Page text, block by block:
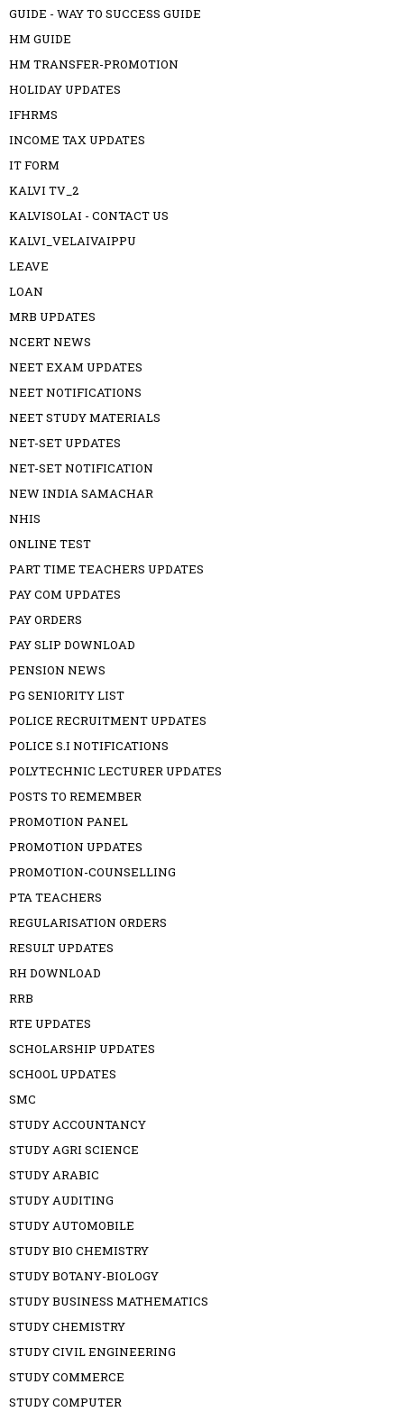
GUIDE - WAY TO SUCCESS GUIDE
HM GUIDE
HM TRANSFER-PROMOTION
HOLIDAY UPDATES
IFHRMS
INCOME TAX UPDATES
IT FORM
KALVI TV_2
KALVISOLAI - CONTACT US
KALVI_VELAIVAIPPU
LEAVE
LOAN
MRB UPDATES
NCERT NEWS
NEET EXAM UPDATES
NEET NOTIFICATIONS
NEET STUDY MATERIALS
NET-SET UPDATES
NET-SET NOTIFICATION
NEW INDIA SAMACHAR
NHIS
ONLINE TEST
PART TIME TEACHERS UPDATES
PAY COM UPDATES
PAY ORDERS
PAY SLIP DOWNLOAD
PENSION NEWS
PG SENIORITY LIST
POLICE RECRUITMENT UPDATES
POLICE S.I NOTIFICATIONS
POLYTECHNIC LECTURER UPDATES
POSTS TO REMEMBER
PROMOTION PANEL
PROMOTION UPDATES
PROMOTION-COUNSELLING
PTA TEACHERS
REGULARISATION ORDERS
RESULT UPDATES
RH DOWNLOAD
RRB
RTE UPDATES
SCHOLARSHIP UPDATES
SCHOOL UPDATES
SMC
STUDY ACCOUNTANCY
STUDY AGRI SCIENCE
STUDY ARABIC
STUDY AUDITING
STUDY AUTOMOBILE
STUDY BIO CHEMISTRY
STUDY BOTANY-BIOLOGY
STUDY BUSINESS MATHEMATICS
STUDY CHEMISTRY
STUDY CIVIL ENGINEERING
STUDY COMMERCE
STUDY COMPUTER